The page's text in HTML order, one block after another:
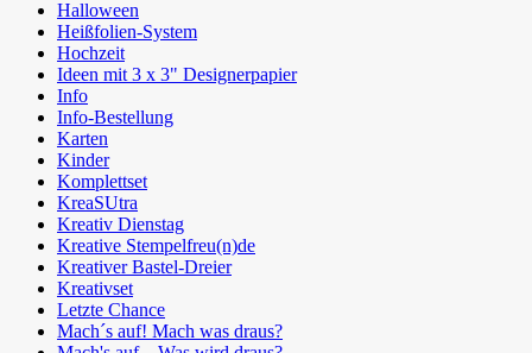
Halloween
Heißfolien-System
Hochzeit
Ideen mit 3 x 3" Designerpapier
Info
Info-Bestellung
Karten
Kinder
Komplettset
KreaSUtra
Kreativ Dienstag
Kreative Stempelfreu(n)de
Kreativer Bastel-Dreier
Kreativset
Letzte Chance
Mach´s auf! Mach was draus?